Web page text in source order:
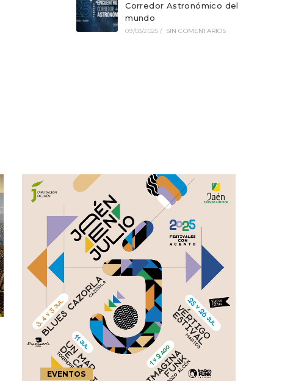
Corredor Astronómico del
mundo
09/03/2025 / SIN COMENTARIOS
EVENTOS